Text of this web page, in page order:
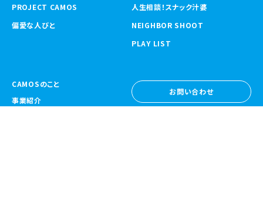
PROJECT CAMOS
偏愛な人びと
人生相談！スナック汁婆
NEIGHBOR SHOOT
PLAY LIST
CAMOSのこと
事業紹介
お問い合わせ